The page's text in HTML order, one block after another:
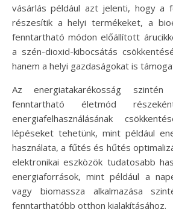
vásárlás például azt jelenti, hogy a
részesítik a helyi termékeket, a
fenntartható módon előállított
a szén-dioxid-kibocsátás
hanem a helyi gazdaságokat is
Az energiatakarékosság szintén
fenntartható életmód
energiafelhasználásának
lépéseket tehetünk, mint például
használata, a fűtés és hűtés
elektronikai eszközök tudatosabb
energiaforrások, mint például a
vagy biomassza alkalmazása
fenntarthatóbb otthon kialakításához.